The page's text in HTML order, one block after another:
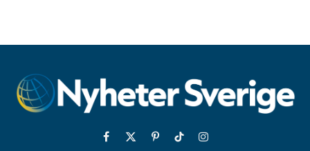
Facebook
X
PinterestTikTokInstagram